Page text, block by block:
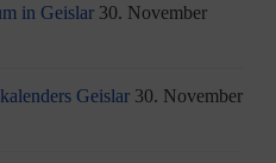
in Geislar 30. November
Geislar 30. November